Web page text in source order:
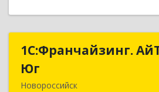
1С:Франчайзинг.
Юг
Новороссийск
1С:Франчайзинг.